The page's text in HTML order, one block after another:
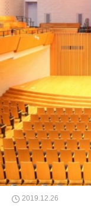
2019.12.26